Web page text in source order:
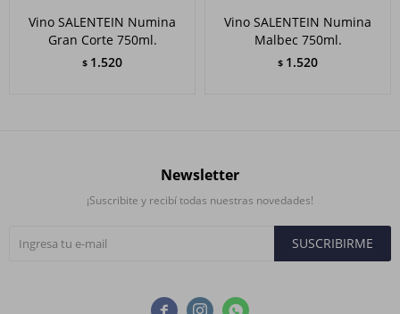
Vino SALENTEIN Numina
Gran Corte 750ml.
$ 1.520
Vino SALENTEIN Numina
Malbec 750ml.
$ 1.520
  
Newsletter
¡Suscribite y recibí todas nuestras novedades!
SUSCRIBIRME